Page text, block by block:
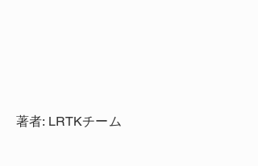
著者: LRTKチーム